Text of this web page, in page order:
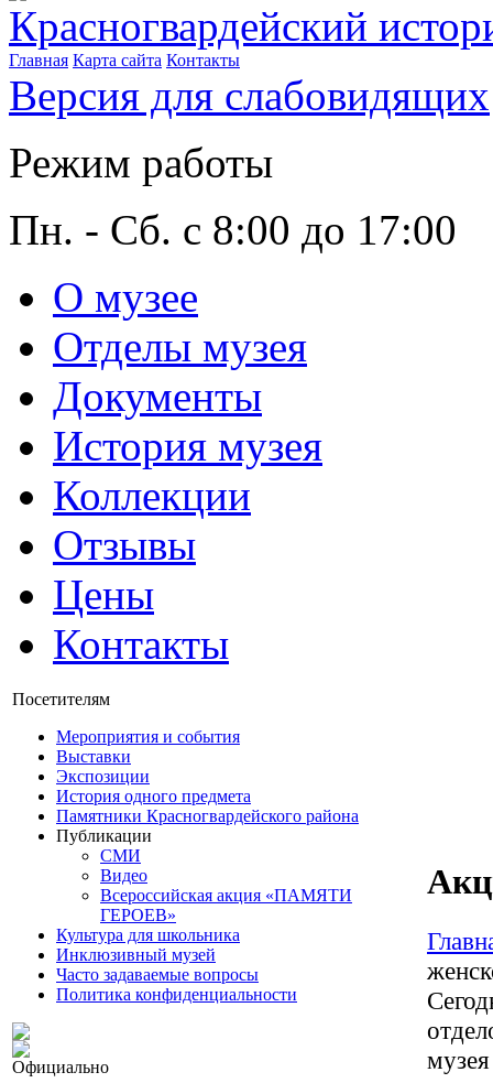
Красногвардейский
Главная Карта сайта Контакты
Версия для слабовидящих
Режим работы
Пн. - Сб. с 8:00 до 17:00
О музее
Отделы музея
Документы
История музея
Коллекции
Отзывы
Цены
Контакты
Посетителям
Мероприятия и события
Выставки
Экспозиции
История одного предмета
Памятники Красногвардейского района
Публикации
СМИ
Видео
Всероссийская акция «ПАМЯТИ
ГЕРОЕВ»
Культура для школьника
Инклюзивный музей
Часто задаваемые вопросы
Политика конфиденциальности
Официально